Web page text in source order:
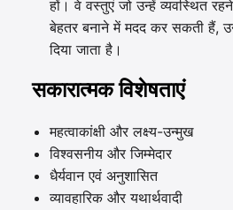
हों। वे वस्तुएं जो उन्हें व्यवस्थित
बेहतर बनाने में मदद कर सकती हैं,
दिया जाता है।
सकारात्मक विशेषताएं
महत्वाकांक्षी और लक्ष्य-उन्मुख
विश्वसनीय और जिम्मेदार
धैर्यवान एवं अनुशासित
व्यावहारिक और यथार्थवादी